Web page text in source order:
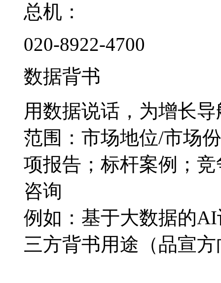
总机：
020-8922-4700
数据背书
用数据说话，为增长导
范围：市场地位/市场
项报告；标杆案例；
咨询
例如：基于大数据的
三方背书用途（品宣